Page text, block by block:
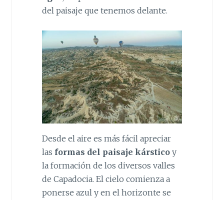
del paisaje que tenemos delante.
Desde el aire es más fácil apreciar
las formas del paisaje kársticoy
la formación de los diversos valles
de Capadocia. El cielo comienza a
ponerse azul y en el horizonte se